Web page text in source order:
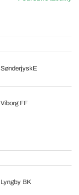
SønderjyskE
Viborg FF
Lyngby BK